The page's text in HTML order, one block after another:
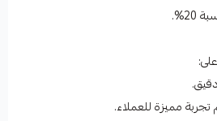
تجربة مميزة للعملاء.